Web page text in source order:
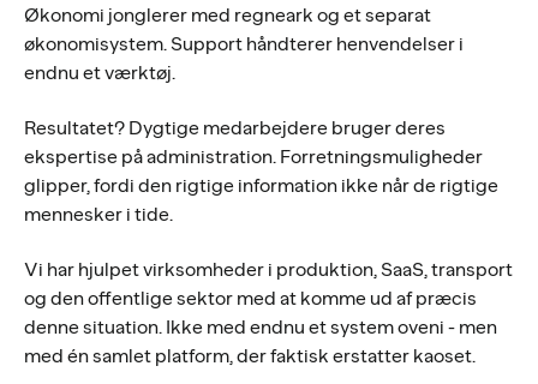
Økonomi jonglerer med regneark og et separat
økonomisystem. Support håndterer henvendelser i
endnu et værktøj.
Resultatet? Dygtige medarbejdere bruger deres
ekspertise på administration. Forretningsmuligheder
glipper, fordi den rigtige information ikke når de rigtige
mennesker i tide.
Vi har hjulpet virksomheder i produktion, SaaS, transport
og den offentlige sektor med at komme ud af præcis
denne situation. Ikke med endnu et system oveni - men
med én samlet platform, der faktisk erstatter kaoset.